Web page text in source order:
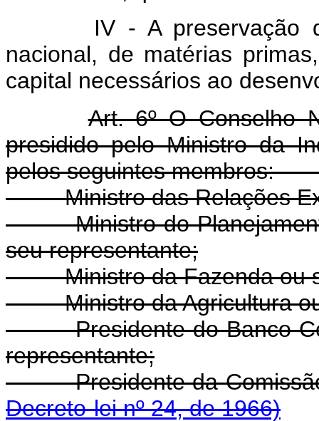
IV - A preservação do
nacional, de matérias
capital necessários ao
Art. 6º O Conselho
presidido pelo Ministro da
pelos seguintes
- Ministro das Relações
- Ministro do
seu representante;
- Ministro da Fazenda ou
- Ministro da Agricultura ou
- Presidente do Banco
representante;
- Presidente da
Decreto-lei nº 24, de 1966)